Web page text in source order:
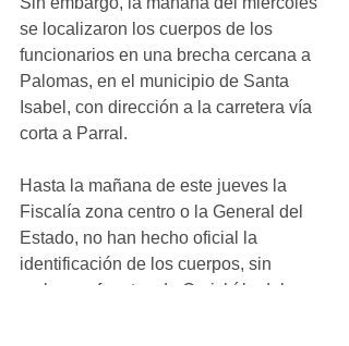
se localizaron los cuerpos de los
funcionarios en una brecha cercana a
Palomas, en el municipio de Santa
Isabel, con dirección a la carretera vía
corta a Parral.
Hasta la mañana de este jueves la
Fiscalía zona centro o la General del
Estado, no han hecho oficial la
identificación de los cuerpos, sin
embargo, fuentes de Carichí lo daban